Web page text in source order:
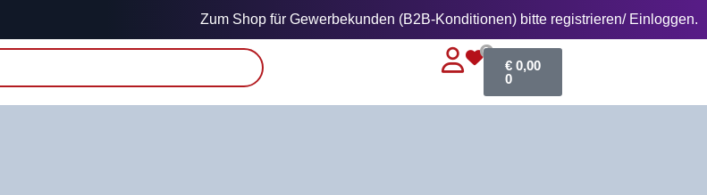
Zum Shop für Gewerbekunden (B2B-Konditionen) bitte registrieren/ Einloggen.
0
€0,00
0